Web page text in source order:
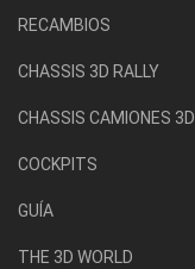
RECAMBIOS
CHASSIS 3D RALLY
CHASSIS CAMIONES 3D
COCKPITS
GUÍA
THE 3D WORLD